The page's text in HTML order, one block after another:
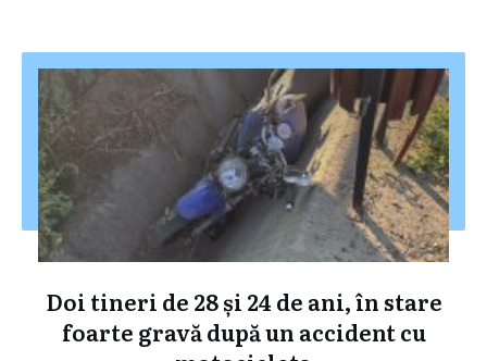
Doi tineri de 28 și 24 de ani, în stare
foarte gravă după un accident cu